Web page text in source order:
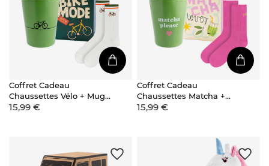
Coffret Cadeau
Chaussettes Vélo + Mug
Thermique
15,99 €
Coffret Cadeau
Chaussettes Matcha +
Mug Thermique
15,99 €